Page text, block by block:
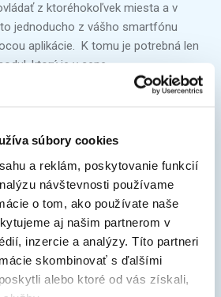
súbory cookies
a reklám, poskytovanie funkcií
návštevnosti používame
o tom, ako používate naše
aj našim partnerom v
inzercie a analýzy. Títo partneri
skombinovať s ďalšími
alebo ktoré od vás získali,
z ktoréhokoľvek miesta a v
jednoducho z vášho smartfónu
aplikácie. K tomu je potrebná len
ktorý je v cene.
indikáciou systémových porúch a